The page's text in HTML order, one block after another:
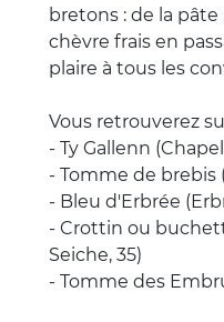
bretons : de la
chèvre frais en
plaire à tous les
Vous retrouverez
- Ty Gallenn
- Tomme de brebis
- Bleu d'Erbrée
- Crottin ou
Seiche, 35)
- Tomme des